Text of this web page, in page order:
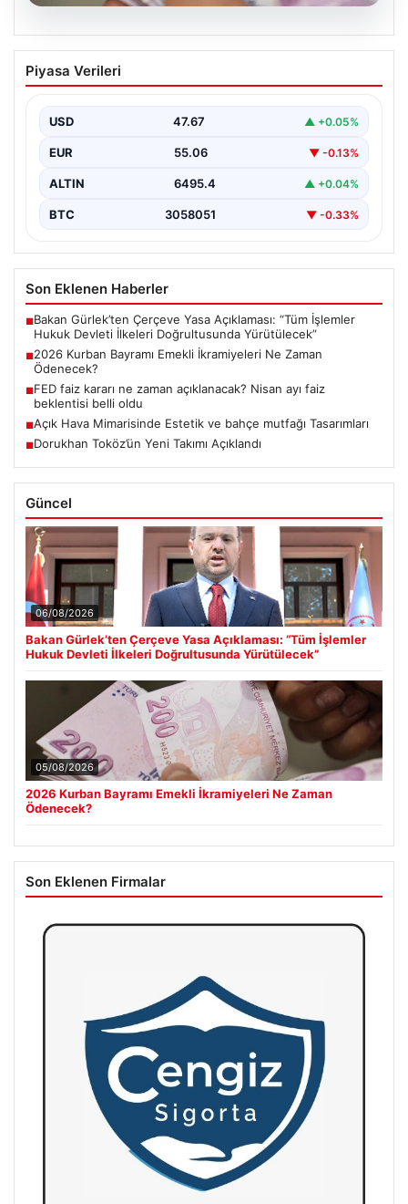
05.08.2026
2026 Kurban Bayramı Emekli
İkramiyeleri Ne Zaman Ödenecek?
milyon emekli vatandaşın gözü kulağı bayram
ikramiyesi…
Piyasa Verileri
USD 47.67 ▲ +0.05%
EUR 55.06 ▼ -0.13%
ALTIN 6495.4 ▲ +0.04%
BTC 3058051 ▼ -0.33%
Son Eklenen Haberler
■Bakan Gürlek’ten Çerçeve Yasa Açıklaması: “Tüm İşlemler
Hukuk Devleti İlkeleri Doğrultusunda Yürütülecek”
■2026 Kurban Bayramı Emekli İkramiyeleri Ne Zaman
Ödenecek?
■FED faiz kararı ne zaman açıklanacak? Nisan ayı faiz
beklentisi belli oldu
■Açık Hava Mimarisinde Estetik ve bahçe mutfağı Tasarımları
■Dorukhan Toköz’ün Yeni Takımı Açıklandı
Güncel
06/08/2026
Bakan Gürlek’ten Çerçeve Yasa Açıklaması: “Tüm İşlemler
Hukuk Devleti İlkeleri Doğrultusunda Yürütülecek”
05/08/2026
2026 Kurban Bayramı Emekli İkramiyeleri Ne Zaman
Ödenecek?
Son Eklenen Firmalar